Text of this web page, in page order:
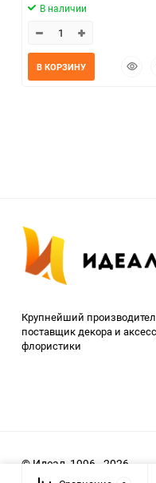
В наличии
В КОРЗИНУ
Крупнейший
поставщик декора и
флористики
© Идеал, 1996 - 2026